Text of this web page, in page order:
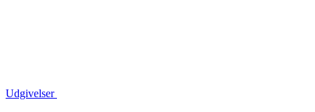
Udgivelser